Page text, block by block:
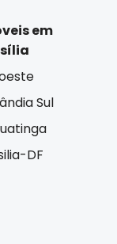
em
Sul
DF